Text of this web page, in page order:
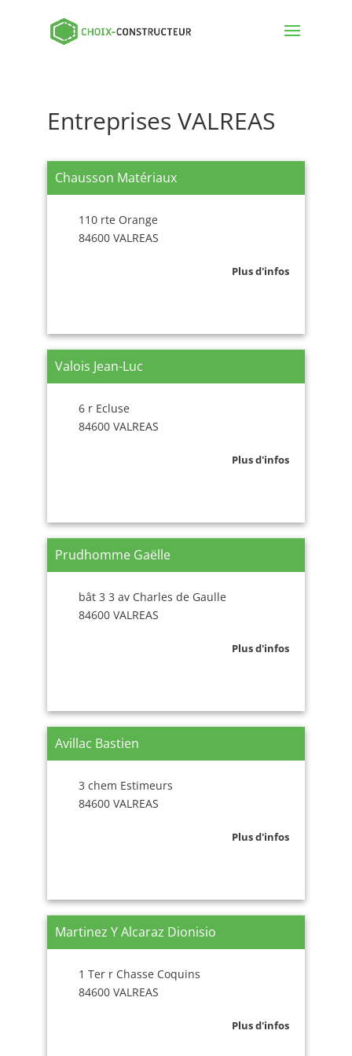
Entreprises VALREAS
Chausson Matériaux
110 rte Orange
84600 VALREAS
Plus d'infos
Valois Jean-Luc
6 r Ecluse
84600 VALREAS
Plus d'infos
Prudhomme Gaëlle
bât 3 3 av Charles de Gaulle
84600 VALREAS
Plus d'infos
Avillac Bastien
3 chem Estimeurs
84600 VALREAS
Plus d'infos
Martinez Y Alcaraz Dionisio
1 Ter r Chasse Coquins
84600 VALREAS
Plus d'infos